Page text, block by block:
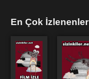
En Çok İzlenenler